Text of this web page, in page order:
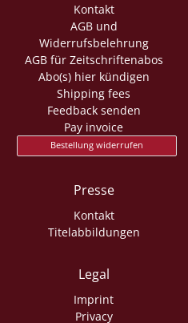
Kontakt
AGB und
Widerrufsbelehrung
AGB für Zeitschriftenabos
Abo(s) hier kündigen
Shipping fees
Feedback senden
Pay invoice
Bestellung widerrufen
Presse
Kontakt
Titelabbildungen
Legal
Imprint
Privacy